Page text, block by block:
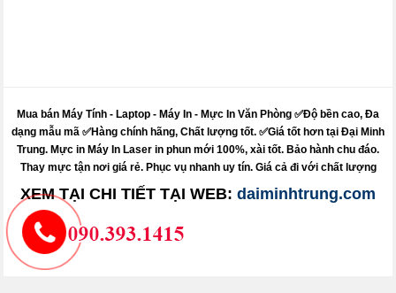
Mua bán Máy Tính - Laptop - Máy In - Mực In Văn Phòng ✅Độ bền cao, Đa
dạng mẫu mã ✅Hàng chính hãng, Chất lượng tốt. ✅Giá tốt hơn tại Đại Minh
Trung. Mực in Máy In Laser in phun mới 100%, xài tốt. Bảo hành chu đáo.
Thay mựctận nơi giá rẻ. Phục vụ nhanh uy tín. Giá cả đi với chất lượng
XEM TẠI CHI TIẾT TẠI WEB: daiminhtrung.com
Sửa máy tính pci - sửa máy in pci - nạp mực in pci